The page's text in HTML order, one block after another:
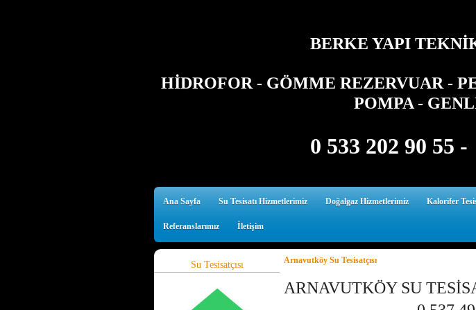
BERKE YAPI
HİDROFOR - GÖMME REZERVUAR -
POMPA -
0 533 202 90 55
Ana Sayfa Su Tesisatı Hizmetlerimiz Doğalgaz Hizmetlerimiz Kalorifer
Referanslarımız İletişim
Su Tesisatçısı Arnavutköy Su Tesisatçısı
ARNAVUTKÖY SU